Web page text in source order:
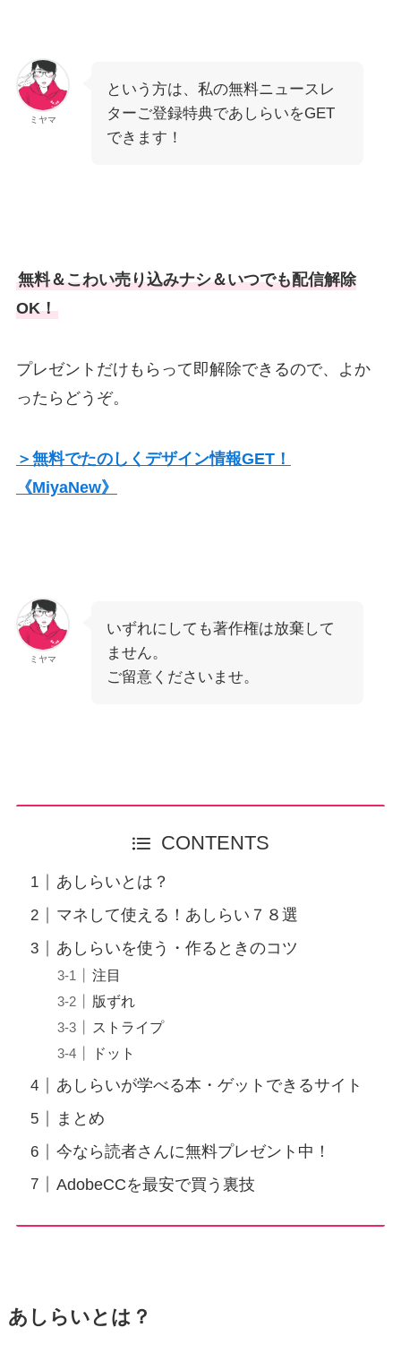
ミヤマ
という方は、私の無料ニュースレ
ターご登録特典であしらいをGET
できます！
無料＆こわい売り込みナシ＆いつでも配信解除
OK！
プレゼントだけもらって即解除できるので、よか
ったらどうぞ。
＞無料でたのしくデザイン情報GET！
《MiyaNew》
ミヤマ
いずれにしても著作権は放棄して
ません。
ご留意くださいませ。
CONTENTS
あしらいとは？
マネして使える！あしらい７８選
あしらいを使う・作るときのコツ
注目
版ずれ
ストライプ
ドット
あしらいが学べる本・ゲットできるサイト
まとめ
今なら読者さんに無料プレゼント中！
AdobeCCを最安で買う裏技
あしらいとは？